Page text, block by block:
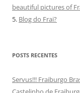
beautiful pictures of
5. Blog do Frai?
POSTS RECENTES
Servus!!! Fraiburgo